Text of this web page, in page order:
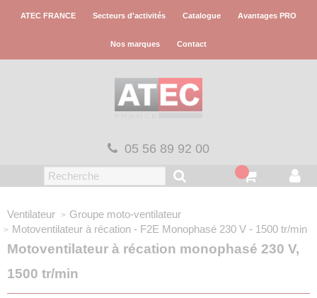
ATEC FRANCE Secteurs d'activités Catalogue Avantages PRO
Nos marques Contact
05 56 89 92 00
Ventilateur
Groupe moto-ventilateur
Motoventilateur à récation - F2E Monophasé 230 V - 1500 tr/min
Motoventilateur à récation monophasé 230 V,
1500 tr/min